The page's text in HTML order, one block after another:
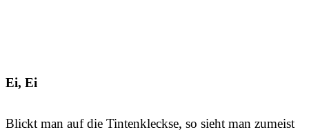
Ei, Ei
Blickt man auf die Tintenkleckse, so sieht man zumeist